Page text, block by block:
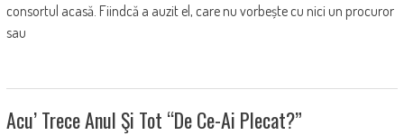
consortul acasă. Fiindcă a auzit el, care nu vorbește cu nici un procuror
sau
Acu’ Trece Anul Şi Tot “de Ce-Ai Plecat?”